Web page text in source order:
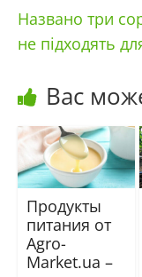
Названо три
не підходять
Вас
Продукты
питания от
Agro-
Market.ua –